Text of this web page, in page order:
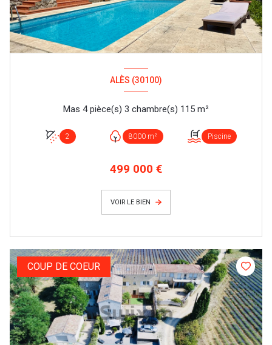
ALÈS (30100)
Mas 4 pièce(s) 3 chambre(s) 115 m²
2 8000 m² Piscine
499 000 €
VOIR LE BIEN
COUP DE COEUR